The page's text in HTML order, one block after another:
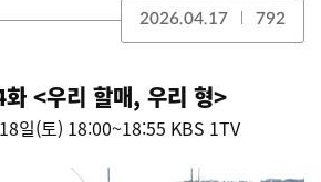
2026.04.17 792
<우리 할매, 우리 형>
일(토) 18:00~18:55 KBS 1TV